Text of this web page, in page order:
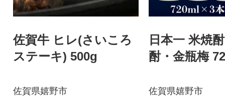
佐賀牛 ヒレ(さいころ
ステーキ) 500g
佐賀県嬉野市
日本一 米焼
酎・金瓶梅
佐賀県嬉野市